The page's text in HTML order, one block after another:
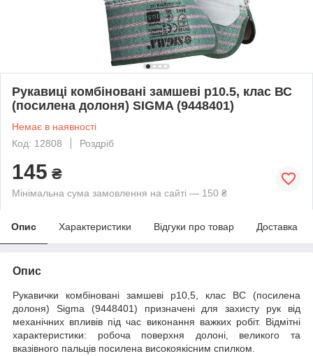
Рукавиці комбіновані замшеві р10.5, клас ВС
(посилена долоня) SIGMA (9448401)
Немає в наявності
Код: 12808
Роздріб
145 ₴
Мінімальна сума замовлення на сайті — 150 ₴
Опис Характеристики Відгуки про товар Доставка
Опис
Рукавички комбіновані замшеві р10,5, клас ВС (посилена
долоня) Sigma (9448401) призначені для захисту рук від
механічних впливів під час виконання важких робіт. Відмітні
характеристики: робоча поверхня долоні, великого та
вказівного пальців посилена високоякісним спилком.